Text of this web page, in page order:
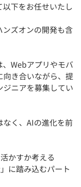
下をお任せいたし
ンズオンの開発も含
Webアプリやモバ
き合いながら、提
ニアを募集してい
く、AIの進化を前
かすか考える
に踏み込むパート